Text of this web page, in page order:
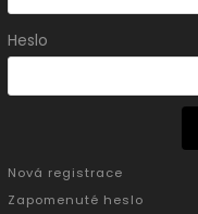
Heslo
Nová registrace
Zapomenuté heslo